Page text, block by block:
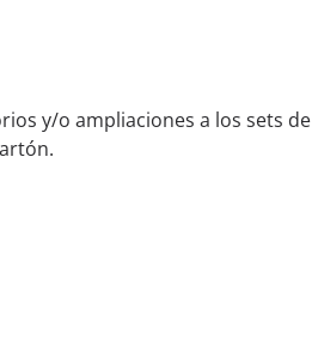
y/o ampliaciones a los sets de